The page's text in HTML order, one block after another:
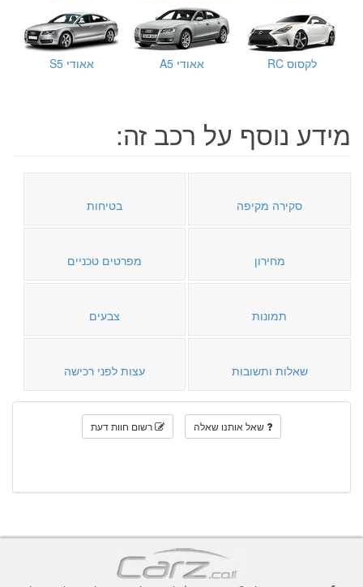
לקסוס RC אאודי A5 אאודי S5
מידע נוסף על רכב זה:
סקירה מקיפה בטיחות
מחירון מפרטים טכניים
תמונות צבעים
שאלות ותשובות עצות לפני רכישה
שאל אותנו שאלה רשום חוות דעת